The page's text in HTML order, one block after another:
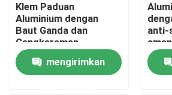
Rumah
Produk
Klem Paduan
Aluminium dengan
Baut Ganda dan
Cengkeraman
Bergerigi untuk
Pengencangan
Struktural Tahan
mengirimkan
anti-